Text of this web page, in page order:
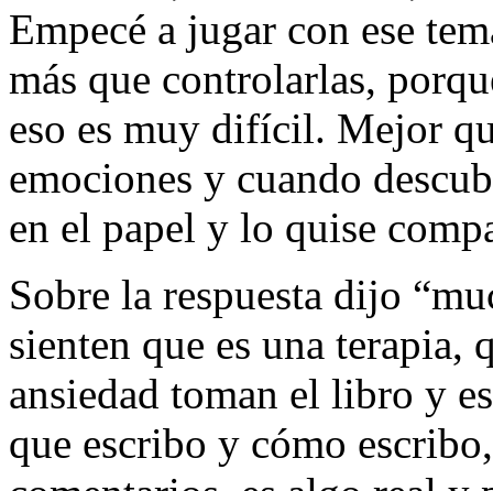
Empecé a jugar con ese
más que controlarlas,
eso es muy difícil. Mejor
emociones y cuando
en el papel y lo quise
Sobre la respuesta dijo
sienten que es una terapia,
ansiedad toman el libro y
que escribo y cómo